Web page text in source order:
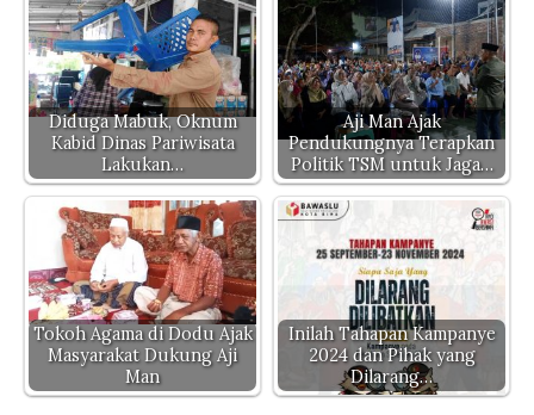
Diduga Mabuk, Oknum
Kabid Dinas Pariwisata
Lakukan…
Aji Man Ajak
Pendukungnya Terapkan
Politik TSM untuk Jaga…
Tokoh Agama di Dodu Ajak
Masyarakat Dukung Aji
Man
Inilah Tahapan Kampanye
2024 dan Pihak yang
Dilarang…